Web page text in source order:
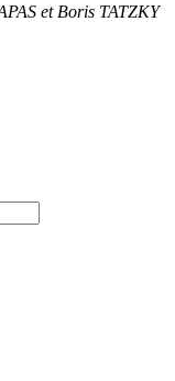
et Boris TATZKY